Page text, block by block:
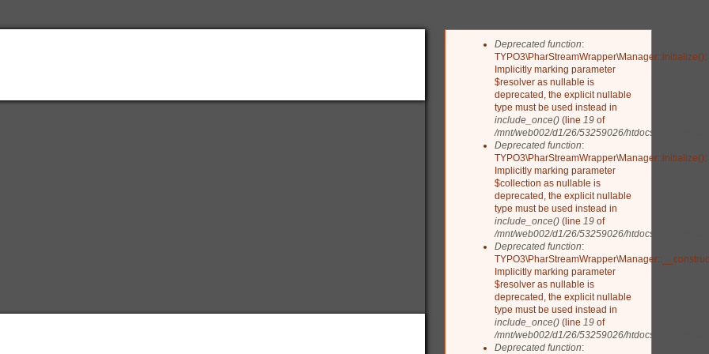
Fehlermeldung
Deprecated function:
TYPO3\PharStreamWrapper\Manager::initialize():
Implicitly marking parameter
$resolver as nullable is
deprecated, the explicit nullable
type must be used instead in
include_once() (line 19 of
/mnt/web002/d1/26/53259026/htdocs/drupal/
Deprecated function:
TYPO3\PharStreamWrapper\Manager::initialize():
Implicitly marking parameter
$collection as nullable is
deprecated, the explicit nullable
type must be used instead in
include_once() (line 19 of
/mnt/web002/d1/26/53259026/htdocs/drupal/
Deprecated function:
Implicitly marking parameter
$resolver as nullable is
deprecated, the explicit nullable
type must be used instead in
include_once() (line 19 of
/mnt/web002/d1/26/53259026/htdocs/drupal/
Deprecated function: